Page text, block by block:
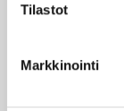
Tilastot
Markkinointi